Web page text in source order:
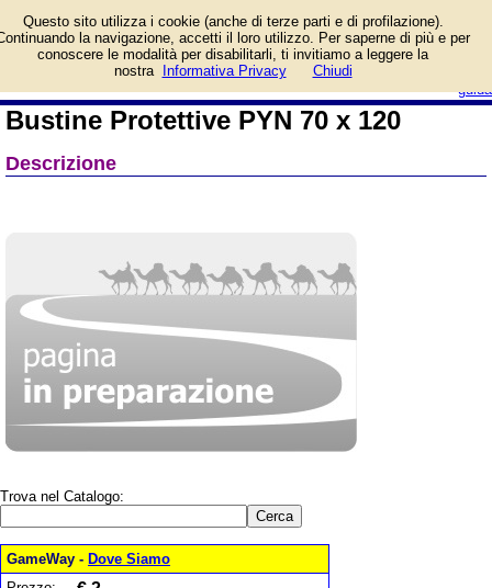
guida
Protettive PYN 70 x 120 e
prezzo di vendita.
Prodotto da Cranio Creations
Bustine Protettive PYN 70 x 120
Descrizione
Trova nel Catalogo:
GameWay - Dove Siamo
Questo sito utilizza i cookie (anche di terze parti e di profilazione).
la navigazione, accetti il loro utilizzo. Per saperne di più e per
conoscere le modalità per disabilitarli, ti invitiamo a leggere la
nostra
Informativa Privacy Chiudi